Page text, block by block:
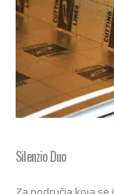
Silenzio Duo